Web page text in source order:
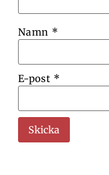
Namn *
E-post *